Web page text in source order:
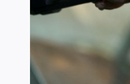
Internacional
Tecnologia
Conteúdo de Marca